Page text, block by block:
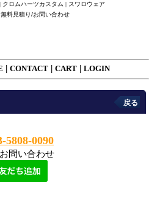
ロムハーツカスタム | スワロウェア
料見積り/お問い合わせ
CONTACT CART LOGIN
戻る
5808-0090
問い合わせ